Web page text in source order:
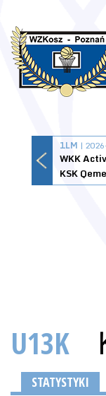
1LM |
WKK
U13K
STATYSTYKI